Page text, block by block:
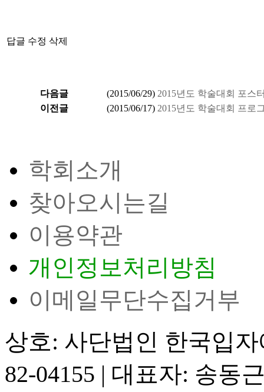
답글 수정 삭제
다음글 (2015/06/29) 2015년도 학술대회 포스
이전글
(2015/06/17) 2015년도 학술대회 프로
학회소개
찾아오시는길
이용약관
개인정보처리방침
이메일무단수집거부
상호: 사단법인 한국입
82-04155 | 대표자: 송동